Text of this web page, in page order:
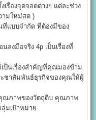
เรื่องจุดจอดต่างๆ แต่ละช่วง
ามใหม่สด )
แบบจำกัด ที่ต้องมีของ
ลงมือจริง 4p เป็นเรื่องที่
เป็นเรื่องสำคัญที่คุณมองข้าม
ะชาสัมพันธ์ธุรกิจของคุณให้ผู้
ณภาพของวัตถุดิบ คุณภาพ
มเป้าหมาย